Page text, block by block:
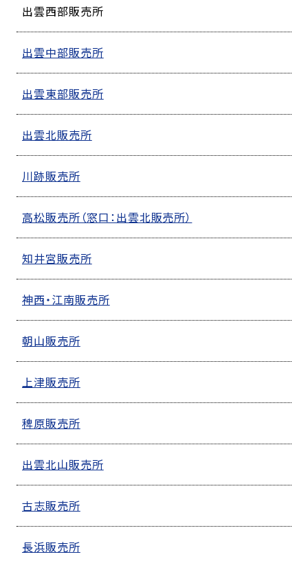
出雲西部販売所
出雲中部販売所
出雲東部販売所
出雲北販売所
川跡販売所
高松販売所（窓口：出雲北販売所）
知井宮販売所
神西・江南販売所
朝山販売所
上津販売所
稗原販売所
出雲北山販売所
古志販売所
長浜販売所